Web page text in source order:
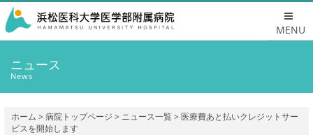
MENU
ニュース
News
ホーム > 病院トップページ > ニュース一覧> 医療費あと払いクレジットサー
ビスを開始します